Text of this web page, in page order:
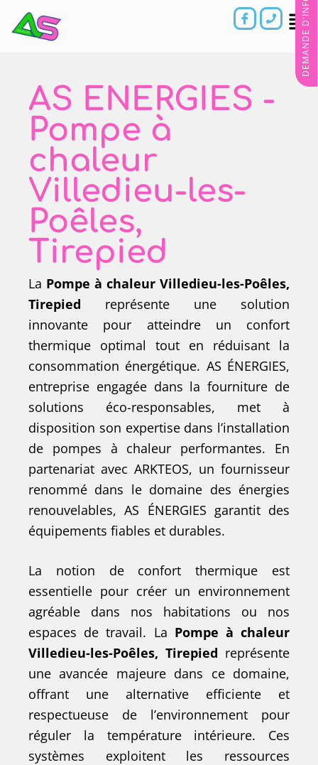
AS ENERGIES -
Pompe à
chaleur
Villedieu-les-
Poêles,
Tirepied
La Pompe à chaleur Villedieu-les-Poêles,
Tirepied représente une solution
innovante pour atteindre un confort
thermique optimal tout en réduisant la
consommation énergétique. AS ÉNERGIES,
entreprise engagée dans la fourniture de
solutions éco-responsables, met à
disposition son expertise dans l’installation
de pompes à chaleur performantes. En
partenariat avec ARKTEOS, un fournisseur
renommé dans le domaine des énergies
renouvelables, AS ÉNERGIES garantit des
équipements fiables et durables.
La notion de confort thermique est
essentielle pour créer un environnement
agréable dans nos habitations ou nos
espaces de travail. La Pompe à chaleur
Villedieu-les-Poêles, Tirepied représente
une avancée majeure dans ce domaine,
offrant une alternative efficiente et
respectueuse de l’environnement pour
réguler la température intérieure. Ces
systèmes exploitent les ressources